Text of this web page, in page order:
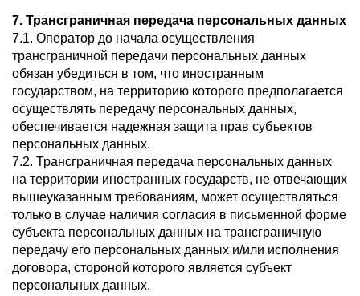
7. Трансграничная передача персональных данных
7.1. Оператор до начала осуществления
трансграничной передачи персональных данных
обязан убедиться в том, что иностранным
государством, на территорию которого предполагается
осуществлять передачу персональных данных,
обеспечивается надежная защита прав субъектов
персональных данных.
7.2. Трансграничная передача персональных данных
на территории иностранных государств, не отвечающих
вышеуказанным требованиям, может осуществляться
только в случае наличия согласия в письменной форме
субъекта персональных данных на трансграничную
передачу его персональных данных и/или исполнения
договора, стороной которого является субъект
персональных данных.